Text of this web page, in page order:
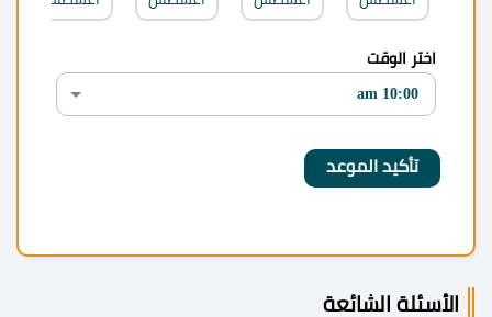
اختر الوقت
الأسئلة الشائعة